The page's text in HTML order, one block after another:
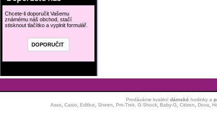
Chcete-li doporučit Vašemu
známému náš obchod, stačí
stisknout tlačítko a vyplnit formulář.
Prodáváme kvalitní dámské hodinkya
Asso
Casio Edifice Sheen Pro-Trek, G-Shock, Baby-G Citizen Doxa